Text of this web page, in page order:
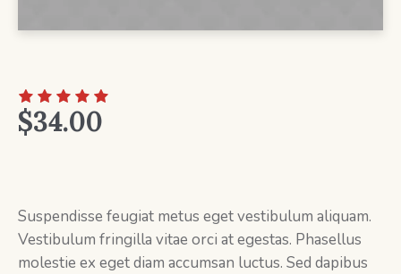
$34.00
Suspendisse feugiat metus eget vestibulum aliquam.
Vestibulum fringilla vitae orci at egestas. Phasellus
molestie ex eget diam accumsan luctus. Sed dapibus